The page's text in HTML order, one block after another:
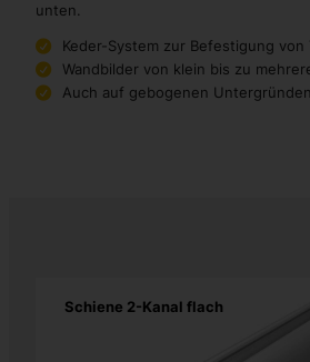
unten.
Keder-System zur Befestigung von
Wandbilder von klein bis zu
Auch auf gebogenen
Schiene 2-Kanal flach